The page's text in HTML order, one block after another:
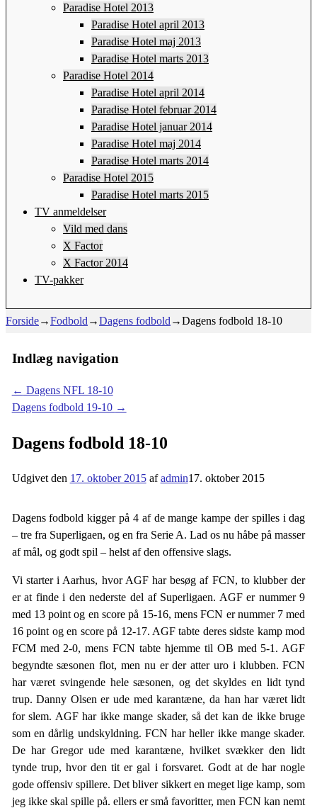
Paradise Hotel 2013
Paradise Hotel april 2013
Paradise Hotel maj 2013
Paradise Hotel marts 2013
Paradise Hotel 2014
Paradise Hotel april 2014
Paradise Hotel februar 2014
Paradise Hotel januar 2014
Paradise Hotel maj 2014
Paradise Hotel marts 2014
Paradise Hotel 2015
Paradise Hotel marts 2015
TV anmeldelser
Vild med dans
X Factor
X Factor 2014
TV-pakker
Forside→Fodbold →Dagens fodbold →Dagens fodbold 18-10
Indlæg navigation
← Dagens NFL 18-10
Dagens fodbold 19-10 →
Dagens fodbold 18-10
Udgivet den 17. oktober 2015 afadmin17. oktober 2015
Dagens fodbold kigger på 4 af de mange kampe der spilles i dag
– tre fra Superligaen, og en fra Serie A. Lad os nu håbe på masser
af mål, og godt spil – helst af den offensive slags.
Vi starter i Aarhus, hvor AGF har besøg af FCN, to klubber der
er at finde i den nederste del af Superligaen. AGF er nummer 9
med 13 point og en score på 15-16, mens FCN er nummer 7 med
16 point og en score på 12-17. AGF tabte deres sidste kamp mod
FCM med 2-0, mens FCN tabte hjemme til OB med 5-1. AGF
begyndte sæsonen flot, men nu er der atter uro i klubben. FCN
har været svingende hele sæsonen, og det skyldes en lidt tynd
trup. Danny Olsen er ude med karantæne, da han har været lidt
for slem. AGF har ikke mange skader, så det kan de ikke bruge
som en dårlig undskyldning. FCN har heller ikke mange skader.
De har Gregor ude med karantæne, hvilket svækker den lidt
tynde trup, hvor den tit er gal i forsvaret. Godt at de har nogle
gode offensiv spillere. Det bliver sikkert en meget lige kamp, som
jeg ikke skal spille på. ellers er små favoritter, men FCN kan nemt